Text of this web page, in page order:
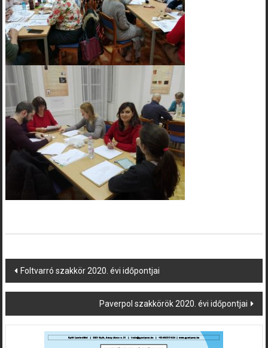
Post
navigation
Foltvarró szakkör 2020. évi időpontjai
Paverpol szakkörök 2020. évi időpontjai